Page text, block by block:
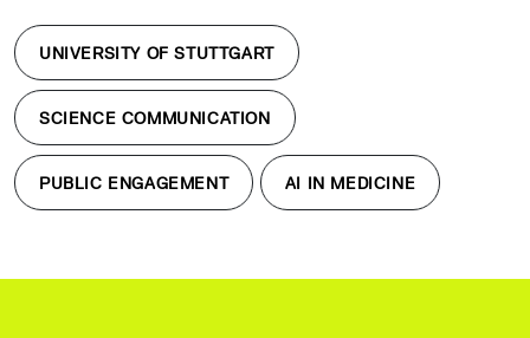
UNIVERSITY OF STUTTGART
SCIENCE COMMUNICATION
PUBLIC ENGAGEMENT AI IN MEDICINE